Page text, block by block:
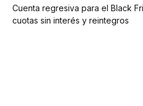
Cuenta regresiva para el Black
cuotas sin interés y reintegros